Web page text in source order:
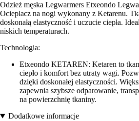
Odzież męska Legwarmers Etxeondo
Ocieplacz na nogi wykonany z Ketarenu.
doskonałą elastyczność i uczucie ciepła.
niskich temperaturach.
Technologia:
Etxeondo KETAREN: Ketaren to
ciepło i komfort bez utraty wagi.
dzięki doskonałej elastyczności.
zapewnia szybsze odparowanie,
na powierzchnię tkaniny.
Dodatkowe informacje